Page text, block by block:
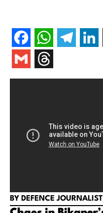
BY DEFENCE